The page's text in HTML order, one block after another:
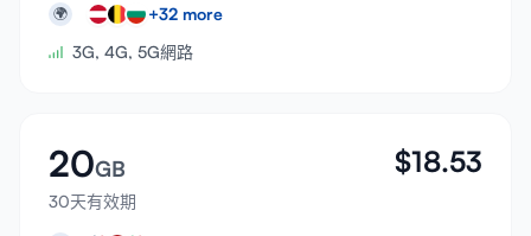
🌍 +32 more
3G, 4G, 5G網路
20GB
30天有效期
$18.53